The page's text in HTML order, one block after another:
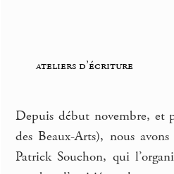
ateliers d’écriture
Depuis début novembre, et
des Beaux-Arts), nous
Patrick Souchon, qui